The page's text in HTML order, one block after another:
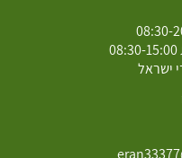
ישראל